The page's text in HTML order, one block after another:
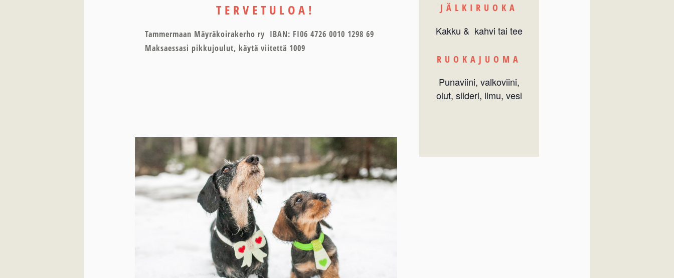
TERVETULOA!
Tammermaan Mäyräkoirakerho ry IBAN: FI06 4726 0010 1298 69
Maksaessasi pikkujoulut, käytä viitettä 1009
JÄLKIRUOKA
Kakku & kahvi tai tee
RUOKAJUOMA
Punaviini, valkoviini,
olut, siideri, limu, vesi